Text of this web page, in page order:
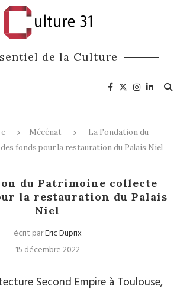
de la Culture
Mécénat
La Fondation du
fonds pour la restauration du Palais Niel
du Patrimoine collecte
la restauration du Palais
Niel
écrit parEric Duprix
15 décembre 2022
Second Empire à Toulouse,